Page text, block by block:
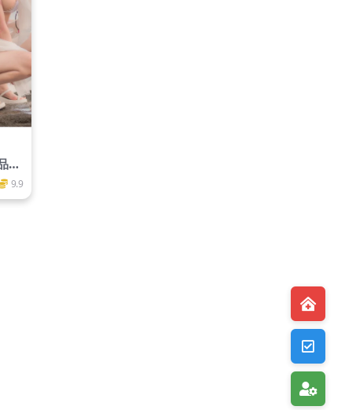
更
9.9